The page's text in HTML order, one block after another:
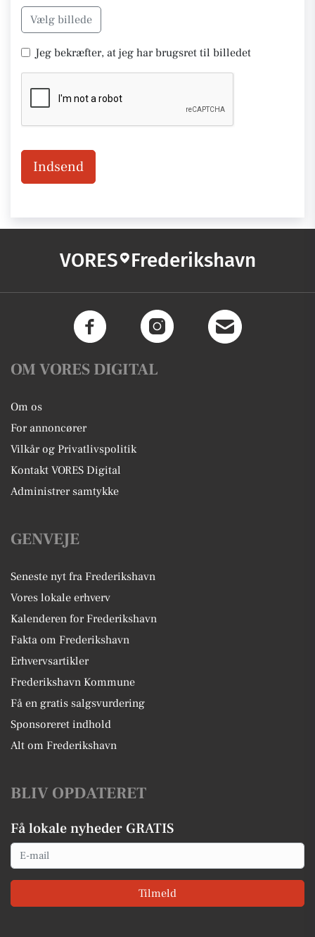
Vælg billede
Jeg bekræfter, at jeg har brugsret til billedet
Indsend
VORES Frederikshavn
OM VORES DIGITAL
Om os
For annoncører
Vilkår og Privatlivspolitik
Kontakt VORES Digital
Administrer samtykke
GENVEJE
Seneste nyt fra Frederikshavn
Vores lokale erhverv
Kalenderen for Frederikshavn
Fakta om Frederikshavn
Erhvervsartikler
Frederikshavn Kommune
Få en gratis salgsvurdering
Sponsoreret indhold
Alt om Frederikshavn
BLIV OPDATERET
Få lokale nyheder GRATIS
Email
Tilmeld